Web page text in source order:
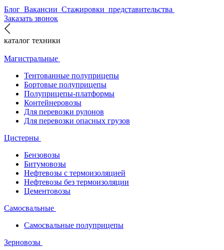
Блог Вакансии Стажировки представительства
Заказать звонок
каталог техники
Магистральные
Тентованные полуприцепы
Бортовые полуприцепы
Полуприцепы-платформы
Контейнеровозы
Для перевозки рулонов
Для перевозки опасных грузов
Цистерны
Бензовозы
Битумовозы
Нефтевозы с термоизоляцией
Нефтевозы без термоизоляции
Цементовозы
Самосвальные
Самосвальные полуприцепы
Зерновозы